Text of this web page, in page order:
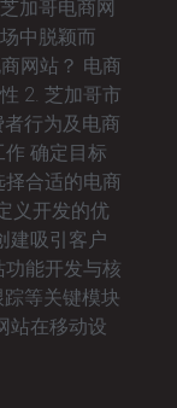
加哥电商网
中脱颖而
网站？ 电商
2. 芝加哥市
行为及电商
确定目标
合适的电商
义开发的优
建吸引客户
能开发与核
等关键模块
站在移动设